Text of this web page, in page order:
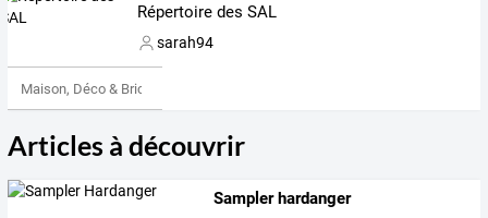
Répertoire des SAL
sarah94
Maison, Déco & Bricolage
Articles à découvrir
Sampler hardanger